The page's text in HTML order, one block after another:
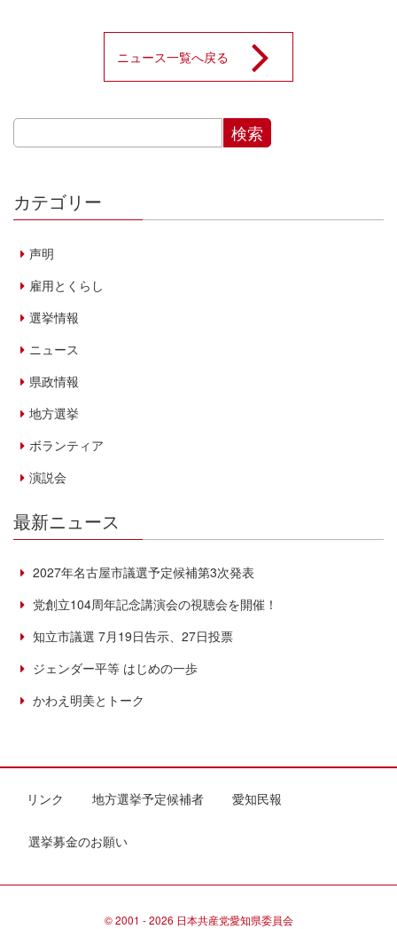
ニュース一覧へ戻る
カテゴリー
声明
雇用とくらし
選挙情報
ニュース
県政情報
地方選挙
ボランティア
演説会
最新ニュース
2027年名古屋市議選予定候補第3次発表
党創立104周年記念講演会の視聴会を開催！
知立市議選 7月19日告示、27日投票
ジェンダー平等 はじめの一歩
かわえ明美とトーク
リンク 地方選挙予定候補者 愛知民報
選挙募金のお願い
© 2001 - 2026 日本共産党愛知県委員会